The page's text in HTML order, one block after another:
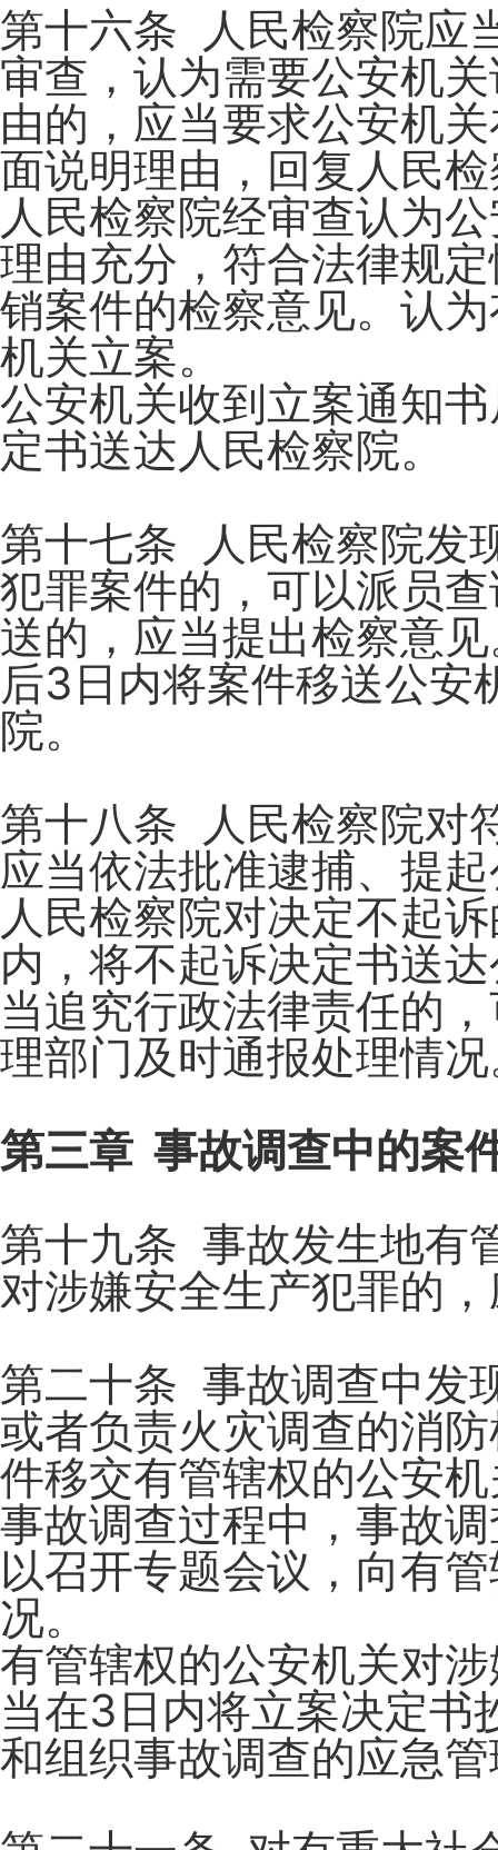
第十六条 人民检察院应
审查，认为需要公安机
由的，应当要求公安机
面说明理由，回复人民
人民检察院经审查认为
理由充分，符合法律规
销案件的检察意见。认
机关立案。
公安机关收到立案通知
定书送达人民检察院。
第十七条 人民检察院发
犯罪案件的，可以派员
送的，应当提出检察意
后3日内将案件移送公安
院。
第十八条 人民检察院对
应当依法批准逮捕、提
人民检察院对决定不起
内，将不起诉决定书送
当追究行政法律责任的
理部门及时通报处理情
第三章 事故调查中的案
第十九条 事故发生地有
对涉嫌安全生产犯罪的
第二十条 事故调查中发
或者负责火灾调查的消
件移交有管辖权的公安
事故调查过程中，事故
以召开专题会议，向有
况。
有管辖权的公安机关对
当在3日内将立案决定书
和组织事故调查的应急